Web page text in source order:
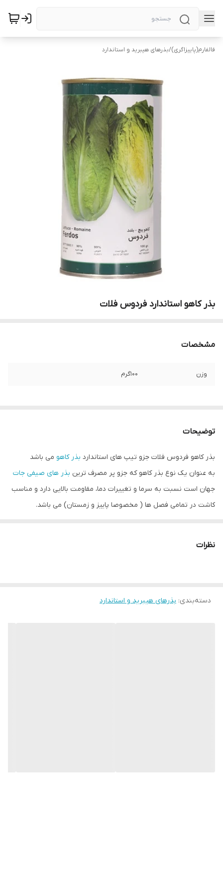
فالفارم(پاییزاگری)/بذرهای هیبرید و استاندارد
بذر کاهو استاندارد فردوس فلات
مشخصات
وزن 100گرم
توضیحات
بذر کاهو فردوس فلات جزو تیپ های استاندارد بذر کاهو می باشد
به عنوان یک نوع بذر کاهو که جزو پر مصرف ترین بذر های صیفی جات
جهان است نسبت به سرما و تغییرات دما، مقاومت بالایی دارد و مناسب
کاشت در تمامی فصل ها ( مخصوصا پاییز و زمستان) می باشد.
در رابطه با ظاهر آن میتوان به برگ های فشرده و در هم پیچیده آن
نظرات
دسته‌بندی: بذرهای هیبرید و استاندارد